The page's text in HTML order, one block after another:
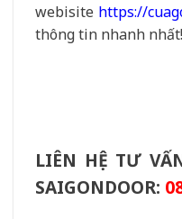
webisite https://
thông tin nhanh nhất!
LIÊN HỆ TƯ
SAIGONDOOR: